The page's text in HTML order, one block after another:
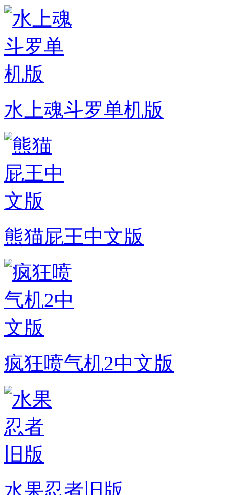
水上魂斗罗单机版
熊猫屁王中文版
疯狂喷气机2中文版
水果忍者旧版